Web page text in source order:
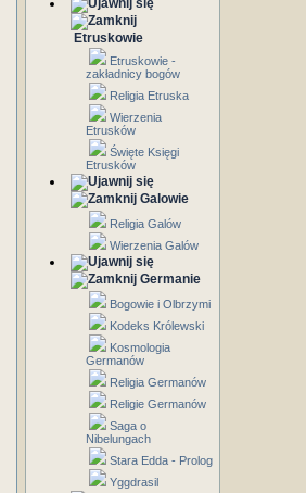
Etruskowie
Etruskowie -
zakładnicy bogów
Religia Etruska
Wierzenia
Etrusków
Święte Księgi
Etrusków
Galowie
Religia Galów
Wierzenia Galów
Germanie
Bogowie i Olbrzymi
Kodeks Królewski
Kosmologia
Germanów
Religia Germanów
Religie Germanów
Saga o
Nibelungach
Stara Edda - Prolog
Yggdrasil